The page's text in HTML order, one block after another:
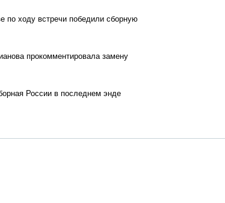
по ходу встречи победили сборную
прокомментировала замену
России в последнем энде